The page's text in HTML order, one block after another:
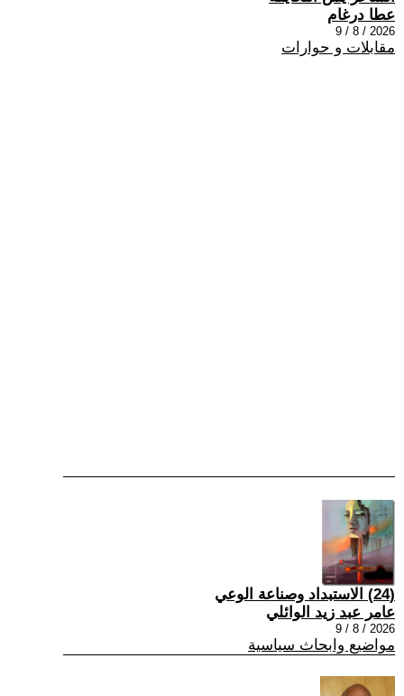
عطا درغام
2026 / 8 / 9
مقابلات و حوارات
(24) الاستبداد وصناعة الوعي
عامر عبد زيد الوائلي
2026 / 8 / 9
مواضيع وابحاث سياسية